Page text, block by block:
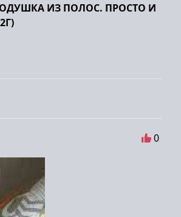
ИЗ ПОЛОС. ПРОСТО И
0